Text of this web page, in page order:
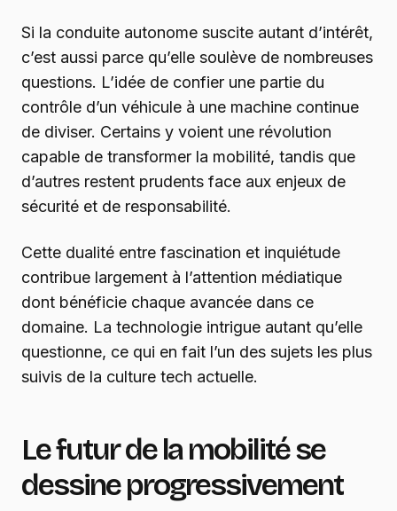
Si la conduite autonome suscite autant d’intérêt,
c’est aussi parce qu’elle soulève de nombreuses
questions. L’idée de confier une partie du
contrôle d’un véhicule à une machine continue
de diviser. Certains y voient une révolution
capable de transformer la mobilité, tandis que
d’autres restent prudents face aux enjeux de
sécurité et de responsabilité.
Cette dualité entre fascination et inquiétude
contribue largement à l’attention médiatique
dont bénéficie chaque avancée dans ce
domaine. La technologie intrigue autant qu’elle
questionne, ce qui en fait l’un des sujets les plus
suivis de la culture tech actuelle.
Le futur de la mobilité se
dessine progressivement